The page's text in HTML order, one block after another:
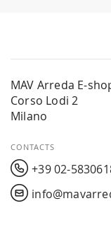
MAV Arreda E-
Corso Lodi 2
Milano
CONTACTS
+39 02-